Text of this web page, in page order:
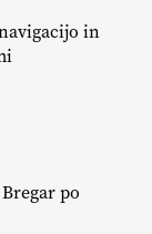
PR'
OKROGLA
in
po